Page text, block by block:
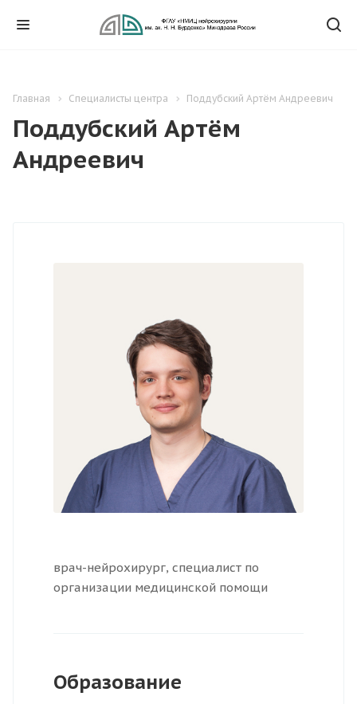
Главная Специалисты центра Поддубский Артём Андреевич
Поддубский Артём
Андреевич
врач-нейрохирург, специалист по
организации медицинской помощи
Образование